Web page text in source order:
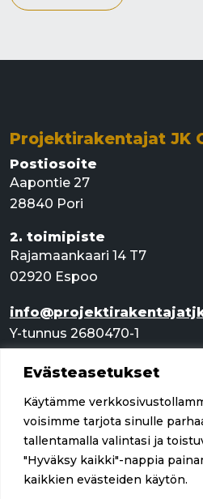
Evästeasetukset
Käytämme
voisimme tarjota sinulle
tallentamalla valintasi ja
"Hyväksy kaikki"-nappia
kaikkien evästeiden käytön.
Projektirakentajat JK
Postiosoite
Aapontie 27
28840 Pori
2. toimipiste
Rajamaankaari 14 T7
02920 Espoo
Y-tunnus 2680470-1
Pikalinkit
Palvelut
Referenssit
Yritys